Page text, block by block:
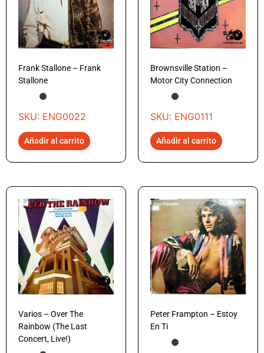
Frank Stallone – Frank
Stallone
SKU: ENG0022
Añadir al carrito
Brownsville Station –
Motor City Connection
SKU: ENG0111
Añadir al carrito
Varios – Over The
Rainbow (The Last
Concert, Live!)
Peter Frampton – Estoy
En Ti